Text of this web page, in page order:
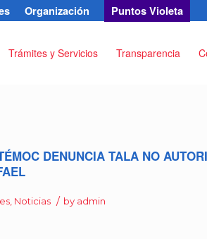
Organización Puntos Violeta
Trámites y Servicios Transparencia
DENUNCIA TALA NO
Noticias / by admin